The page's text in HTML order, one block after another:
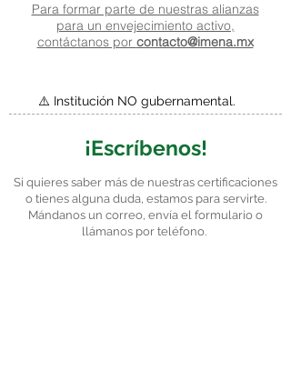
Para formar parte de nuestras alianzas
para un envejecimiento activo,
contáctanos por contacto@imena.mx
⚠️ Institución NO gubernamental.
¡Escríbenos!
Si quieres saber más de nuestras certificaciones
o tienes alguna duda, estamos para servirte.
Mándanos un correo, envía el formulario o
llámanos por teléfono.